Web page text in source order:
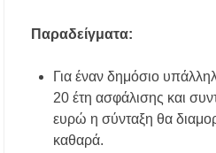
Παραδείγματα:
Για έναν δημόσιο
20 έτη ασφάλισης και
ευρώ η σύνταξη θα
καθαρά.